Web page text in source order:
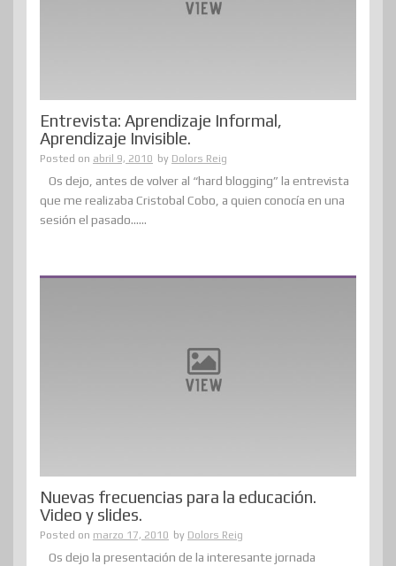
Entrevista: Aprendizaje Informal,
Aprendizaje Invisible.
Posted on abril 9, 2010 by Dolors Reig
Os dejo, antes de volver al “hard blogging” la entrevista
que me realizaba Cristobal Cobo, a quien conocía en una
sesión el pasado......
Nuevas frecuencias para la educación.
Video y slides.
Posted on marzo 17, 2010 by Dolors Reig
Os dejo la presentación de la interesante jornada